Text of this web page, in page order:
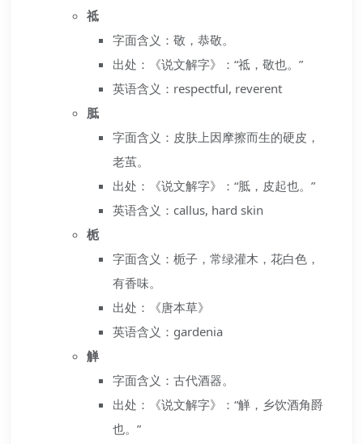
祗
字面含义：敬，恭敬。
出处：《说文解字》：“祗，敬也。”
英语含义：respectful, reverent
胝
字面含义：皮肤上因摩擦而生的硬皮，
老茧。
出处：《说文解字》：“胝，皮起也。”
英语含义：callus, hard skin
栀
字面含义：栀子，常绿灌木，花白色，
有香味。
出处：《唐本草》
英语含义：gardenia
觯
字面含义：古代酒器。
出处：《说文解字》：“觯，乡饮酒角爵
也。”